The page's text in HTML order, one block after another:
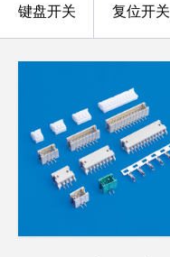
键盘开关 复位开关